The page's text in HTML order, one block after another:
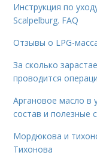
Инструкция по
Scalpelburg. FAQ
Отзывы о LPG-
За сколько
проводится
Аргановое масло в
состав и полезные
Мордюкова и
Тихонова